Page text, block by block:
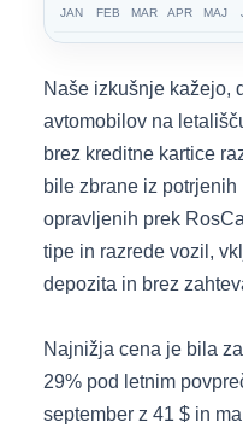
JAN FEB MAR APR MAJ
Naše izkušnje kažejo,
avtomobilov na
brez kreditne kartice
bile zbrane iz
opravljenih prek
tipe in razrede vozil,
depozita in brez
Najnižja cena je bila
29% pod letnim
september z 41 $ in